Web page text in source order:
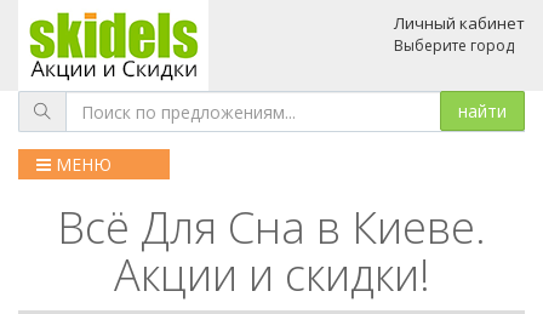
Личный кабинет
Выберите город
МЕНЮ
Всё Для Сна в Киеве.
Акции и скидки!